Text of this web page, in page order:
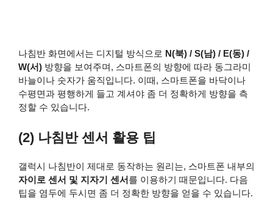
나침반 화면에서는 디지털 방식으로 N(북) / S(남) / E(동) /
W(서) 방향을 보여주며, 스마트폰의 방향에 따라 동그라미
바늘이나 숫자가 움직입니다. 이때, 스마트폰을 바닥이나
수평면과 평행하게 들고 계셔야 좀 더 정확하게 방향을 측
정할 수 있습니다.
(2) 나침반 센서 활용 팁
갤럭시 나침반이 제대로 동작하는 원리는, 스마트폰 내부의
자이로 센서 및 지자기 센서를 이용하기 때문입니다. 다음
팁을 염두에 두시면 좀 더 정확한 방향을 얻을 수 있습니다.